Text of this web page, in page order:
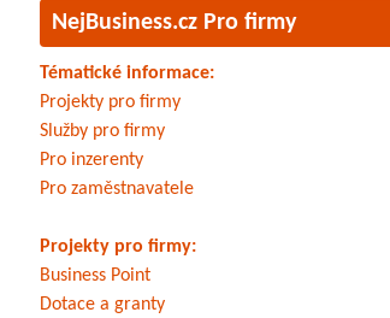
NejBusiness.cz Pro firmy
Tématické informace:
Projekty pro firmy
Služby pro firmy
Pro inzerenty
Pro zaměstnavatele
Projekty pro firmy:
Business Point
Dotace a granty